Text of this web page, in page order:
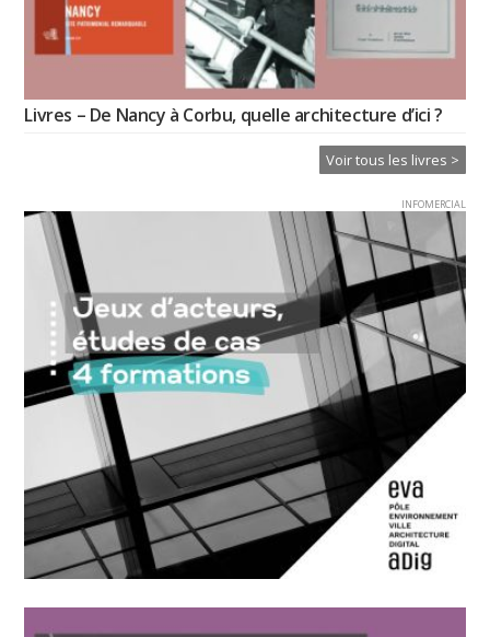
Livres – De Nancy à Corbu, quelle architecture d’ici ?
Voir tous les livres >
INFOMERCIAL